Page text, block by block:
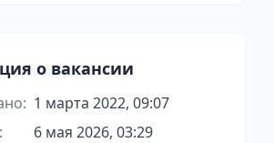
о вакансии
1 марта 2022, 09:07
6 мая 2026, 03:29